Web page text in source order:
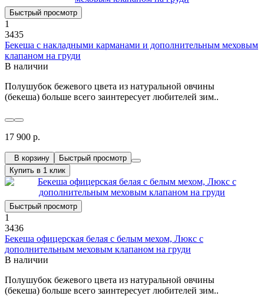
Быстрый просмотр
1
3435
Бекеша с накладными карманами и дополнительным меховым
клапаном на груди
В наличии
Полушубок бежевого цвета из натуральной овчины
(бекеша) больше всего заинтересует любителей зим..
17 900 р.
В корзину
Быстрый просмотр
Купить в 1 клик
Быстрый просмотр
1
3436
Бекеша офицерская белая с белым мехом, Люкс с
дополнительным меховым клапаном на груди
В наличии
Полушубок бежевого цвета из натуральной овчины
(бекеша) больше всего заинтересует любителей зим..